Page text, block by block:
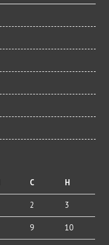
С Н
2 3
9 10